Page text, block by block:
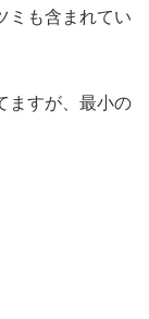
ミも含まれてい
ますが、最小の